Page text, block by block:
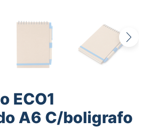
ECO1
A6 C/boligrafo